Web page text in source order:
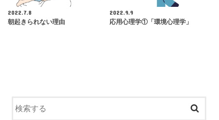
2022.7.8
朝起きられない理由
2022.9.9
応用心理学①「環境心理学」